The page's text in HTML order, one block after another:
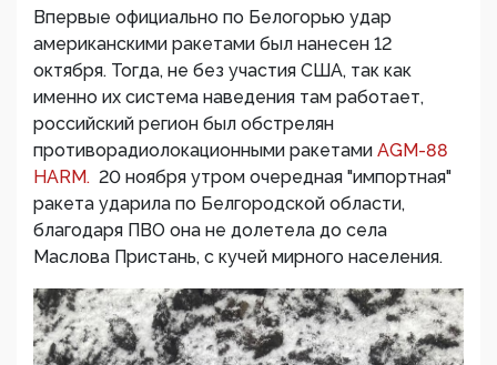
Впервые официально по Белогорью удар
американскими ракетами был нанесен 12
октября. Тогда, не без участия США, так как
именно их система наведения там работает,
российский регион был обстрелян
противорадиолокационными ракетами AGM-88
HARM. 20 ноября утром очередная "импортная"
ракета ударила по Белгородской области,
благодаря ПВО она не долетела до села
Маслова Пристань, с кучей мирного населения.